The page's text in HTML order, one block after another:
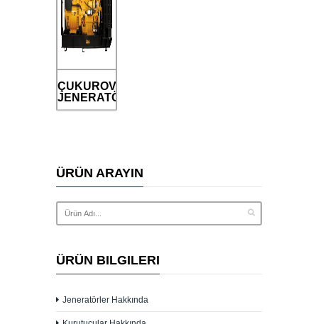
ÇUKUROVA
JENERATÖR
ÜRÜN ARAYIN
ÜRÜN BILGILERI
Jeneratörler Hakkında